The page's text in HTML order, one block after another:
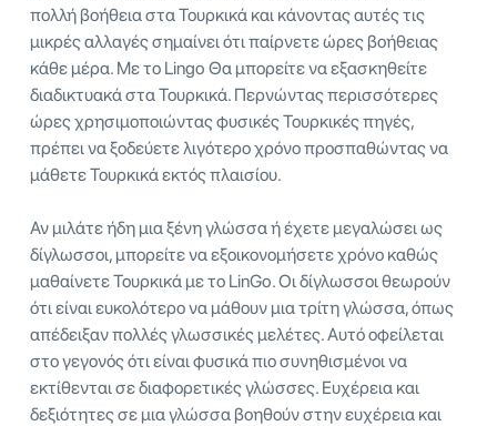
πολλή βοήθεια στα Τουρκικά και κάνοντας αυτές τις
μικρές αλλαγές σημαίνει ότι παίρνετε ώρες βοήθειας
κάθε μέρα. Με το Lingo Θα μπορείτε να εξασκηθείτε
διαδικτυακά στα Τουρκικά. Περνώντας περισσότερες
ώρες χρησιμοποιώντας φυσικές Τουρκικές πηγές,
πρέπει να ξοδεύετε λιγότερο χρόνο προσπαθώντας να
μάθετε Τουρκικά εκτός πλαισίου.
Αν μιλάτε ήδη μια ξένη γλώσσα ή έχετε μεγαλώσει ως
δίγλωσσοι, μπορείτε να εξοικονομήσετε χρόνο καθώς
μαθαίνετε Τουρκικά με το LinGo. Οι δίγλωσσοι θεωρούν
ότι είναι ευκολότερο να μάθουν μια τρίτη γλώσσα, όπως
απέδειξαν πολλές γλωσσικές μελέτες. Αυτό οφείλεται
στο γεγονός ότι είναι φυσικά πιο συνηθισμένοι να
εκτίθενται σε διαφορετικές γλώσσες. Ευχέρεια και
δεξιότητες σε μια γλώσσα βοηθούν στην ευχέρεια και